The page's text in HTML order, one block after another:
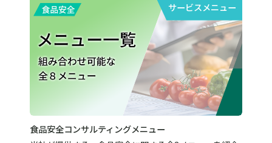
サービスメニュー
食品安全コンサルティングメニュー